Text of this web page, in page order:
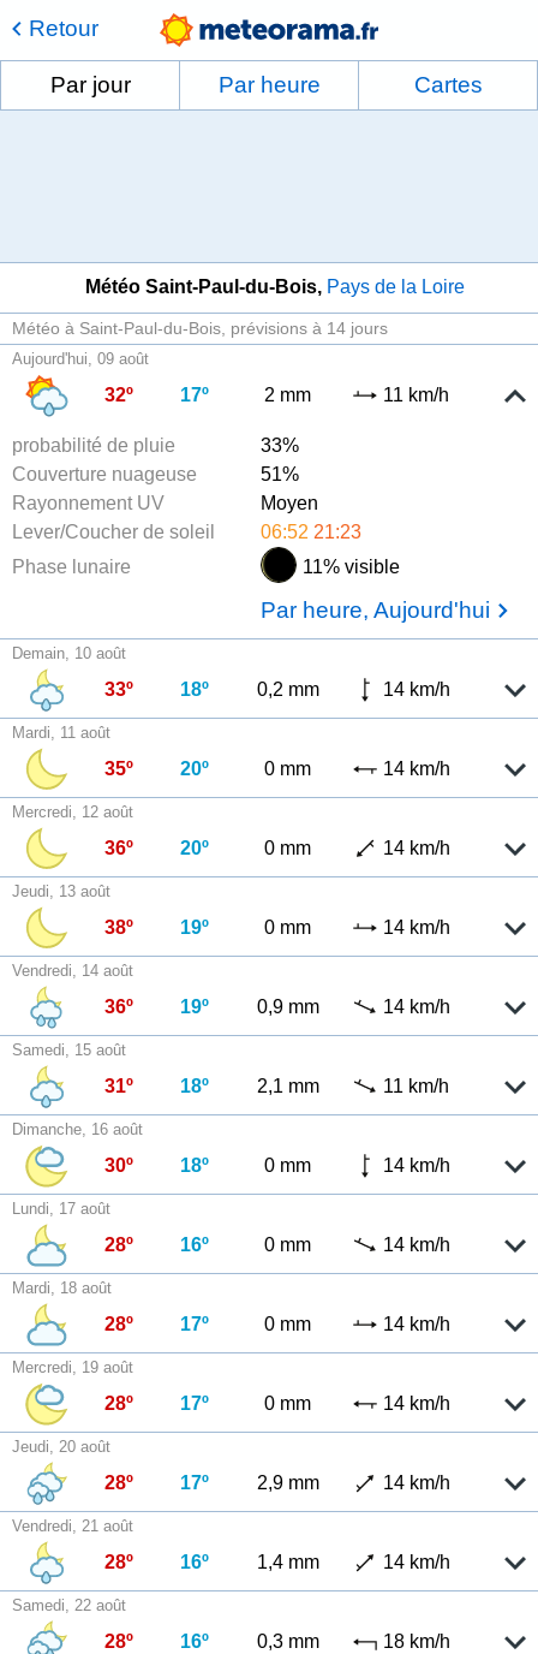
Retour
Par jour Par heure Cartes
Météo Saint-Paul-du-Bois Pays de la Loire
Météo à Saint-Paul-du-Bois prévisions à 14 jours
Aujourd'hui, 09 août
32º 17º 2 mm 11 km/h
probabilité de pluie
33%
Couverture nuageuse
51%
Rayonnement UV
Moyen
Lever/Coucher de soleil
06:52 21:23
Phase lunaire
11% visible
Par heure, Aujourd'hui
Demain, 10 août
33º 18º 0,2 mm 14 km/h
Mardi, 11 août
35º 20º 0 mm 14 km/h
Mercredi, 12 août
36º 20º 0 mm 14 km/h
Jeudi, 13 août
38º 19º 0 mm 14 km/h
Vendredi, 14 août
36º 19º 0,9 mm 14 km/h
Samedi, 15 août
31º 18º 2,1 mm 11 km/h
Dimanche, 16 août
30º 18º 0 mm 14 km/h
Lundi, 17 août
28º 16º 0 mm 14 km/h
Mardi, 18 août
28º 17º 0 mm 14 km/h
Mercredi, 19 août
28º 17º 0 mm 14 km/h
Jeudi, 20 août
28º 17º 2,9 mm 14 km/h
Vendredi, 21 août
28º 16º 1,4 mm 14 km/h
Samedi, 22 août
28º 16º 0,3 mm 18 km/h